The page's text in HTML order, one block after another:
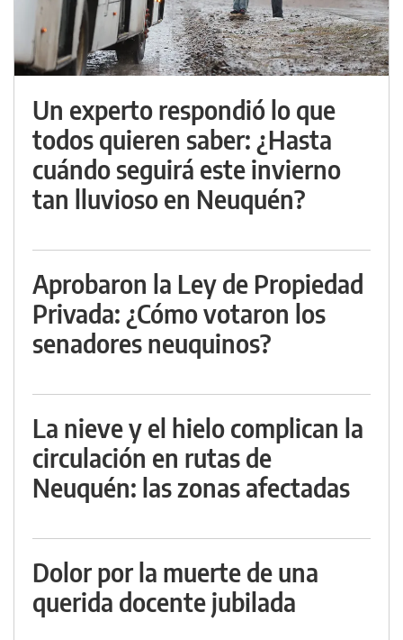
Un experto respondió lo que
todos quieren saber: ¿Hasta
cuándo seguirá este invierno
tan lluvioso en Neuquén?
Aprobaron la Ley de Propiedad
Privada: ¿Cómo votaron los
senadores neuquinos?
La nieve y el hielo complican la
circulación en rutas de
Neuquén: las zonas afectadas
Dolor por la muerte de una
querida docente jubilada